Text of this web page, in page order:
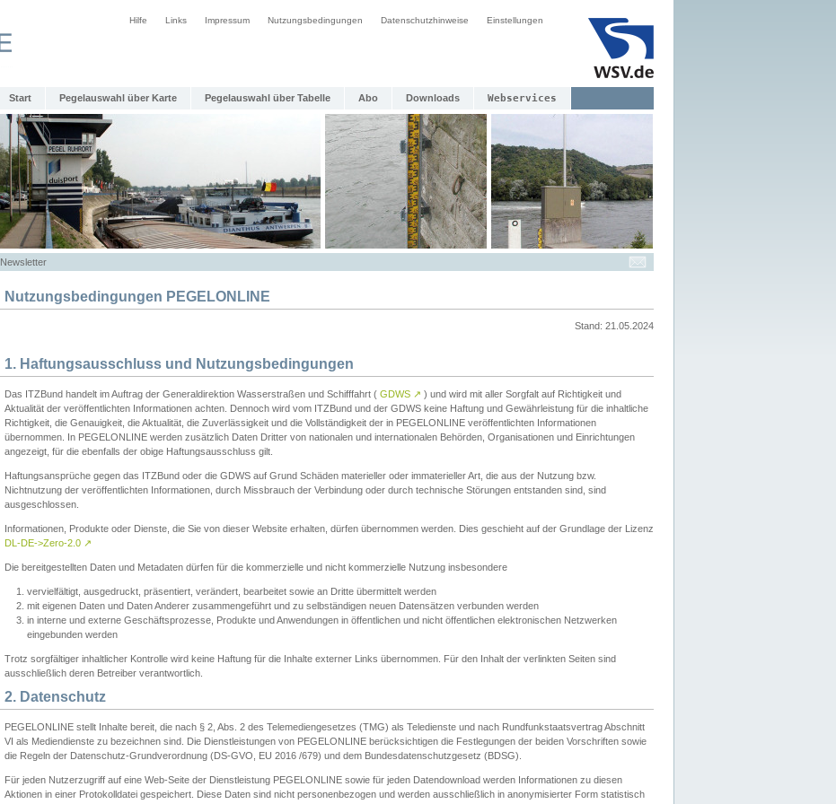
Hilfe Links Impressum Nutzungsbedingungen Datenschutzhinweise Einstellungen
Start Pegelauswahl über Karte Pegelauswahl über Tabelle Abo Downloads Webservices
Newsletter
Nutzungsbedingungen PEGELONLINE
Stand: 21.05.2024
1. Haftungsausschluss und Nutzungsbedingungen
Das ITZBund handelt im Auftrag der Generaldirektion Wasserstraßen und Schifffahrt ( GDWS ↗ ) und wird mit aller Sorgfalt auf Richtigkeit und
Aktualität der veröffentlichten Informationen achten. Dennoch wird vom ITZBund und der GDWS keine Haftung und Gewährleistung für die inhaltliche
Richtigkeit, die Genauigkeit, die Aktualität, die Zuverlässigkeit und die Vollständigkeit der in PEGELONLINE veröffentlichten Informationen
übernommen. In PEGELONLINE werden zusätzlich Daten Dritter von nationalen und internationalen Behörden, Organisationen und Einrichtungen
angezeigt, für die ebenfalls der obige Haftungsausschluss gilt.
Haftungsansprüche gegen das ITZBund oder die GDWS auf Grund Schäden materieller oder immaterieller Art, die aus der Nutzung bzw.
Nichtnutzung der veröffentlichten Informationen, durch Missbrauch der Verbindung oder durch technische Störungen entstanden sind, sind
ausgeschlossen.
Informationen, Produkte oder Dienste, die Sie von dieser Website erhalten, dürfen übernommen werden. Dies geschieht auf der Grundlage der Lizenz
DL-DE->Zero-2.0 ↗
Die bereitgestellten Daten und Metadaten dürfen für die kommerzielle und nicht kommerzielle Nutzung insbesondere
vervielfältigt, ausgedruckt, präsentiert, verändert, bearbeitet sowie an Dritte übermittelt werden
mit eigenen Daten und Daten Anderer zusammengeführt und zu selbständigen neuen Datensätzen verbunden werden
in interne und externe Geschäftsprozesse, Produkte und Anwendungen in öffentlichen und nicht öffentlichen elektronischen Netzwerken
eingebunden werden
Trotz sorgfältiger inhaltlicher Kontrolle wird keine Haftung für die Inhalte externer Links übernommen. Für den Inhalt der verlinkten Seiten sind
ausschließlich deren Betreiber verantwortlich.
2. Datenschutz
PEGELONLINE stellt Inhalte bereit, die nach § 2, Abs. 2 des Telemediengesetzes (TMG) als Teledienste und nach Rundfunkstaatsvertrag Abschnitt
VI als Mediendienste zu bezeichnen sind. Die Dienstleistungen von PEGELONLINE berücksichtigen die Festlegungen der beiden Vorschriften sowie
die Regeln der Datenschutz-Grundverordnung (DS-GVO, EU 2016 /679) und dem Bundesdatenschutzgesetz (BDSG).
Für jeden Nutzerzugriff auf eine Web-Seite der Dienstleistung PEGELONLINE sowie für jeden Datendownload werden Informationen zu diesen
Aktionen in einer Protokolldatei gespeichert. Diese Daten sind nicht personenbezogen und werden ausschließlich in anonymisierter Form statistisch